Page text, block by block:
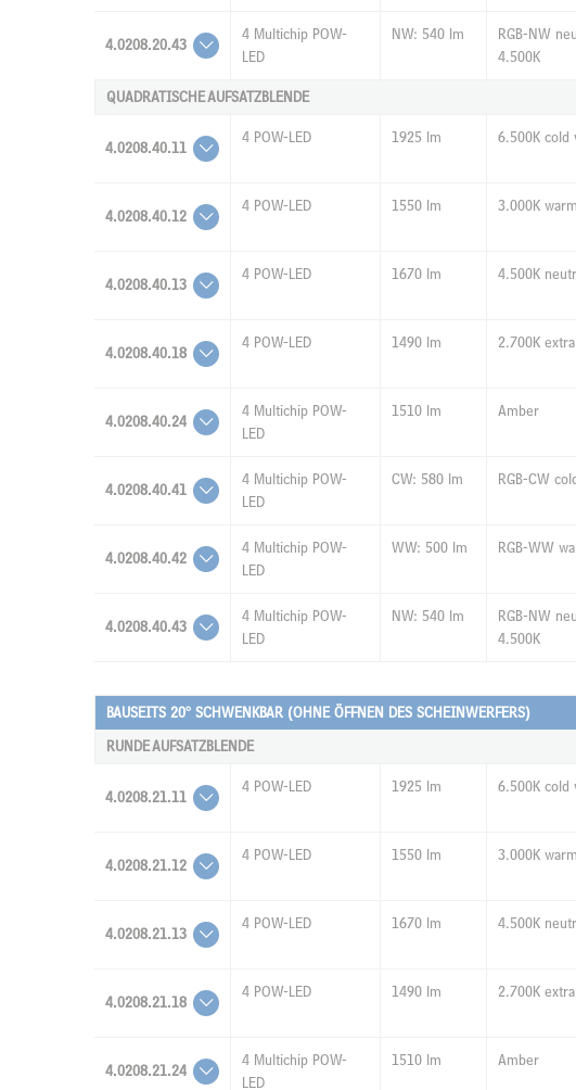
4.0208.20.43
4 Multichip POW-
LED
NW: 540 lm
RGB-NW
4.500K
QUADRATISCHE AUFSATZBLENDE
4.0208.40.11
4 POW-LED 1925 lm 6.500K cold
4.0208.40.12
4 POW-LED 1550 lm 3.000K
4.0208.40.13
4 POW-LED 1670 lm 4.500K
4.0208.40.18
4 POW-LED 1490 lm 2.700K
4.0208.40.24
4 Multichip POW-
LED
1510 lm Amber
4.0208.40.41
4 Multichip POW-
LED
CW: 580 lm RGB-CW
4.0208.40.42
4 Multichip POW-
LED
WW: 500 lm RGB-WW
4.0208.40.43
4 Multichip POW-
LED
NW: 540 lm
RGB-NW
4.500K
BAUSEITS 20° SCHWENKBAR (OHNE ÖFFNEN DES SCHEINWERFERS)
RUNDE AUFSATZBLENDE
4.0208.21.11
4 POW-LED 1925 lm 6.500K cold
4.0208.21.12
4 POW-LED 1550 lm 3.000K
4.0208.21.13
4 POW-LED 1670 lm 4.500K
4.0208.21.18
4 POW-LED 1490 lm 2.700K
4.0208.21.24
4 Multichip POW-
LED
1510 lm Amber